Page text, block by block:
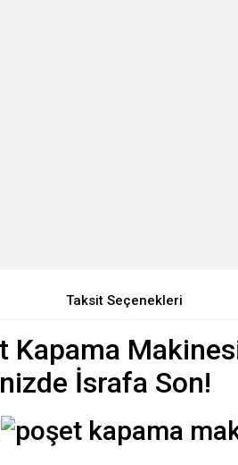
Taksit Seçenekleri
Kapama
İsrafa Son!